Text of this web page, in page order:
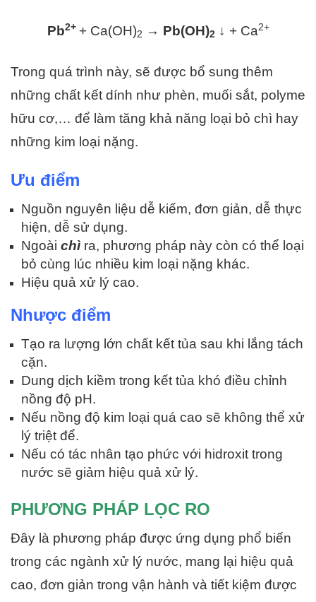
Pb2+ + Ca(OH)2 → Pb(OH)2 ↓ + Ca2+
Trong quá trình này, sẽ được bổ sung thêm
những chất kết dính như phèn, muối sắt, polyme
hữu cơ,… để làm tăng khả năng loại bỏ chì hay
những kim loại nặng.
Ưu điểm
Nguồn nguyên liệu dễ kiếm, đơn giản, dễ thực
hiện, dễ sử dụng.
Ngoài chì ra, phương pháp này còn có thể loại
bỏ cùng lúc nhiều kim loại nặng khác.
Hiệu quả xử lý cao.
Nhược điểm
Tạo ra lượng lớn chất kết tủa sau khi lắng tách
cặn.
Dung dịch kiềm trong kết tủa khó điều chỉnh
nồng độ pH.
Nếu nồng độ kim loại quá cao sẽ không thể xử
lý triệt để.
Nếu có tác nhân tạo phức với hidroxit trong
nước sẽ giảm hiệu quả xử lý.
PHƯƠNG PHÁP LỌC RO
Đây là phương pháp được ứng dụng phổ biến
trong các ngành xử lý nước, mang lại hiệu quả
cao, đơn giản trong vận hành và tiết kiệm được